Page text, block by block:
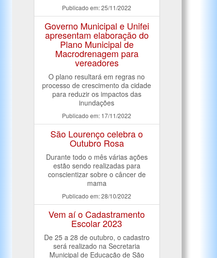
Publicado em: 25/11/2022
Governo Municipal e Unifei
apresentam elaboração do
Plano Municipal de
Macrodrenagem para
vereadores
O plano resultará em regras no
processo de crescimento da cidade
para reduzir os impactos das
inundações
Publicado em: 17/11/2022
São Lourenço celebra o
Outubro Rosa
Durante todo o mês várias ações
estão sendo realizadas para
conscientizar sobre o câncer de
mama
Publicado em: 28/10/2022
Vem aí o Cadastramento
Escolar 2023
De 25 a 28 de outubro, o cadastro
será realizado na Secretaria
Municipal de Educação de São